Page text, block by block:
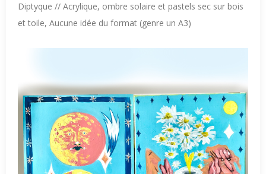
Diptyque // Acrylique, ombre solaire et pastels sec sur bois
et toile, Aucune idée du format (genre un A3)